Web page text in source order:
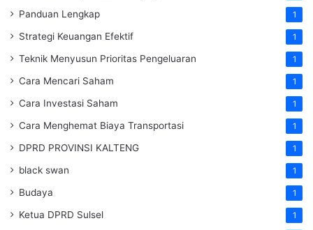
Panduan Lengkap 1
Strategi Keuangan Efektif 1
Teknik Menyusun Prioritas Pengeluaran 1
Cara Mencari Saham 1
Cara Investasi Saham 1
Cara Menghemat Biaya Transportasi 1
DPRD PROVINSI KALTENG 1
black swan 1
Budaya 1
Ketua DPRD Sulsel 1